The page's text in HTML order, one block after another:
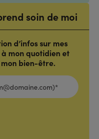
soin de moi
d’infos sur mes
mon quotidien et
bien-être.